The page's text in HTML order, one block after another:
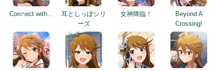
Con∩ect with...
耳としっぽシリ
ーズ
女神降臨！
Beyond A
Crossing!